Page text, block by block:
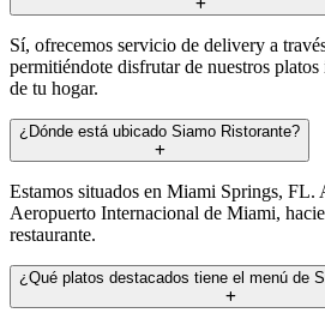
Sí, ofrecemos servicio de delivery a
permitiéndote disfrutar de nuestros
de tu hogar.
¿Dónde está ubicado Siamo Ristorante?
Estamos situados en Miami Springs, FL.
Aeropuerto Internacional de Miami,
restaurante.
¿Qué platos destacados tiene el menú de